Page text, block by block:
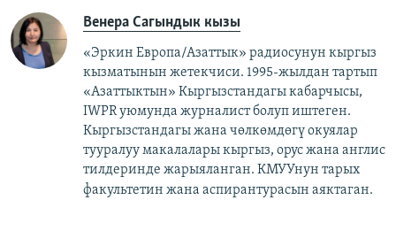
Венера Сагындык кызы
«Эркин Европа/Азаттык» радиосунун кыргыз
кызматынын жетекчиси. 1995-жылдан тартып
«Азаттыктын» Кыргызстандагы кабарчысы,
IWPR уюмунда журналист болуп иштеген.
Кыргызстандагы жана чөлкөмдөгү окуялар
тууралуу макалалары кыргыз, орус жана англис
тилдеринде жарыяланган. КМУУнун тарых
факультетин жана аспирантурасын аяктаган.​